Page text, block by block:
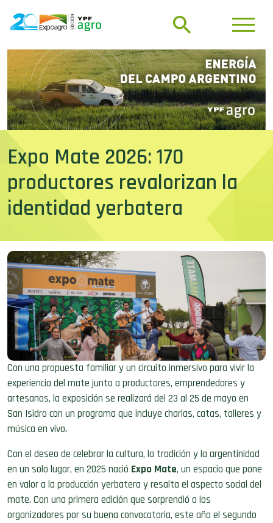
Expo Mate 2026: 170
productores revalorizan la
identidad yerbatera
Con una propuesta familiar y un circuito inmersivo para vivir la
experiencia del mate junto a productores, emprendedores y
artesanos, la exposición se realizará del 23 al 25 de mayo en
San Isidro con un programa que incluye charlas, catas, talleres y
música en vivo.
Con el deseo de celebrar la cultura, la tradición y la argentinidad
en un solo lugar, en 2025 nació Expo Mate, un espacio que pone
en valor a la producción yerbatera y resalta el aspecto social del
mate. Con una primera edición que sorprendió a los
organizadores por su buena convocatoria, este año el segundo